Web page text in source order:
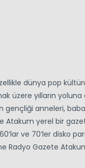
dünya pop
üzere yılların
gençliği anneleri,
yerel bir gazete
ve 70’ler disko
Radyo Gazete